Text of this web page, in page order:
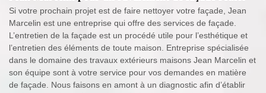
Si votre prochain projet est de faire nettoyer votre façade, Jean
Marcelin est une entreprise qui offre des services de façade.
L’entretien de la façade est un procédé utile pour l’esthétique et
l’entretien des éléments de toute maison. Entreprise spécialisée
dans le domaine des travaux extérieurs maisons Jean Marcelin et
son équipe sont à votre service pour vos demandes en matière
de façade. Nous faisons en amont à un diagnostic afin d’établir